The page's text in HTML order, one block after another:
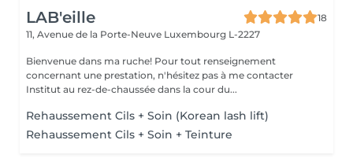
LAB'eille
18
11, Avenue de la Porte-Neuve Luxembourg L-2227
Bienvenue dans ma ruche! Pour tout renseignement
concernant une prestation, n'hésitez pas à me contacter
Institut au rez-de-chaussée dans la cour du...
Rehaussement Cils + Soin (Korean lash lift)
Rehaussement Cils + Soin + Teinture